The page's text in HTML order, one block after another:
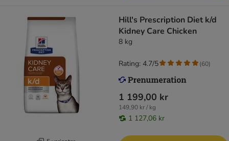
Hill's Prescription Diet k/d
Kidney Care Chicken
8 kg
1 199,00 kr
149,90 kr / kg
1 127,06 kr
Rating: 4.7/5 (60)